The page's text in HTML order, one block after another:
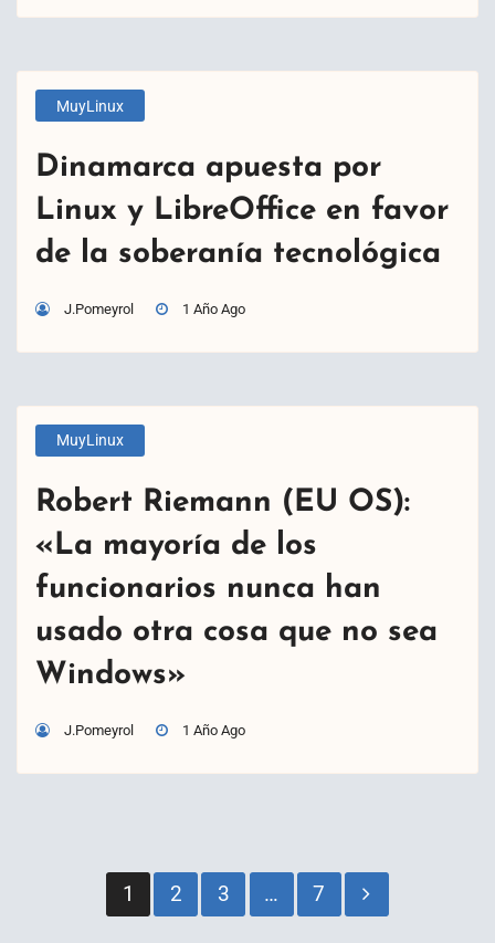
MuyLinux
Dinamarca apuesta por
Linux y LibreOffice en favor
de la soberanía tecnológica
J.Pomeyrol 1 Año Ago
MuyLinux
Robert Riemann (EU OS):
«La mayoría de los
funcionarios nunca han
usado otra cosa que no sea
Windows»
J.Pomeyrol 1 Año Ago
Paginación
de
1 2 3 … 7